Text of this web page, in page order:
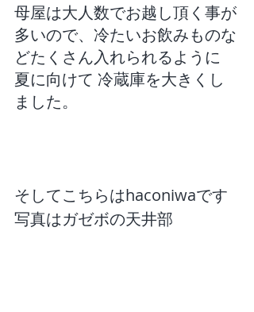
母屋は大人数でお越し頂く事が
多いので、冷たいお飲みものな
どたくさん入れられるように
夏に向けて 冷蔵庫を大きくし
ました。
そしてこちらはhaconiwaです
写真はガゼボの天井部